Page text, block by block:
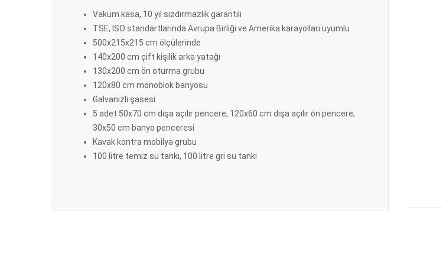
Vakum kasa, 10 yıl sızdırmazlık garantili
TSE, ISO standartlarında Avrupa Birliği ve Amerika karayolları uyumlu
500x215x215 cm ölçülerinde
140x200 cm çift kişilik arka yatağı
130x200 cm ön oturma grubu
120x80 cm monoblok banyosu
Galvanizli şasesi
5 adet 50x70 cm dışa açılır pencere, 120x60 cm dışa açılır ön pencere,
30x50 cm banyo penceresi
Kavak kontra mobilya grubu
100 litre temiz su tankı, 100 litre gri su tankı